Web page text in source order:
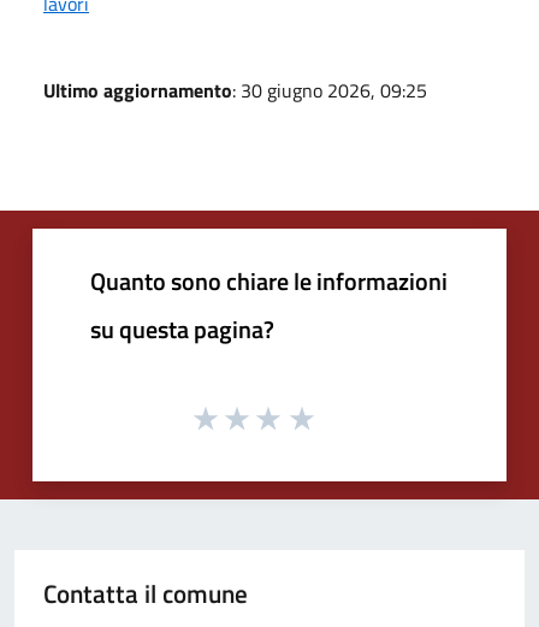
Ultimo aggiornamento: 30 giugno 2026, 09:25
Quanto sono chiare le informazioni
su questa pagina?
Contatta il comune